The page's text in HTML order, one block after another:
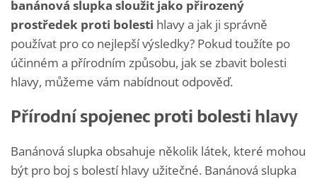
banánová slupka sloužit jako přirozený
prostředek proti bolesti hlavy a jak ji správně
používat pro co nejlepší výsledky? Pokud toužíte po
účinném a přírodním způsobu, jak se zbavit bolesti
hlavy, můžeme vám nabídnout odpověď.
Přírodní spojenec proti bolesti hlavy
Banánová slupka obsahuje několik látek, které mohou
být pro boj s bolestí hlavy užitečné. Banánová slupka